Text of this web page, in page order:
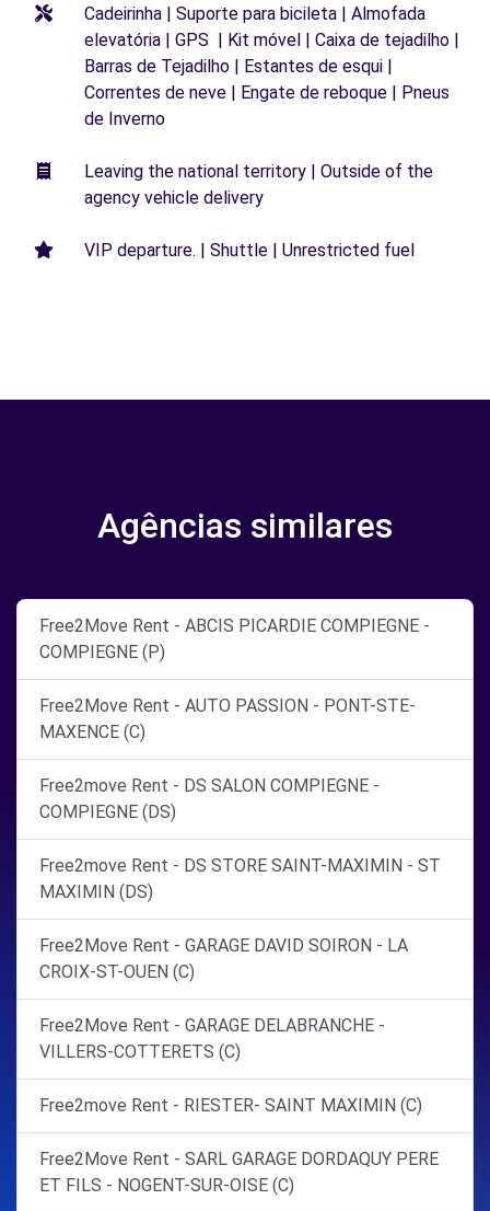
Cadeirinha | Suporte para bicileta | Almofada
elevatória | GPS | Kit móvel | Caixa de tejadilho |
Barras de Tejadilho | Estantes de esqui |
Correntes de neve | Engate de reboque | Pneus
de Inverno
Leaving the national territory | Outside of the
agency vehicle delivery
VIP departure. | Shuttle | Unrestricted fuel
Agências similares
Free2Move Rent - ABCIS PICARDIE COMPIEGNE -
COMPIEGNE (P)
Free2Move Rent - AUTO PASSION - PONT-STE-
MAXENCE (C)
Free2move Rent - DS SALON COMPIEGNE -
COMPIEGNE (DS)
Free2move Rent - DS STORE SAINT-MAXIMIN - ST
MAXIMIN (DS)
Free2Move Rent - GARAGE DAVID SOIRON - LA
CROIX-ST-OUEN (C)
Free2Move Rent - GARAGE DELABRANCHE -
VILLERS-COTTERETS (C)
Free2move Rent - RIESTER- SAINT MAXIMIN (C)
Free2Move Rent - SARL GARAGE DORDAQUY PERE
ET FILS - NOGENT-SUR-OISE (C)